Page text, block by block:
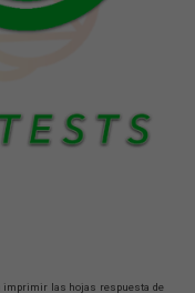
imprimir las hojas respuesta de